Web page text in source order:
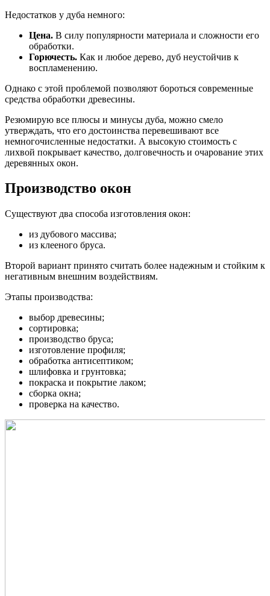
Недостатков у дуба немного:
Цена. В силу популярности материала и сложности его
обработки.
Горючесть. Как и любое дерево, дуб неустойчив к
воспламенению.
Однако с этой проблемой позволяют бороться современные
средства обработки древесины.
Резюмирую все плюсы и минусы дуба, можно смело
утверждать, что его достоинства перевешивают все
немногочисленные недостатки. А высокую стоимость с
лихвой покрывает качество, долговечность и очарование этих
деревянных окон.
Производство окон
Существуют два способа изготовления окон:
из дубового массива;
из клееного бруса.
Второй вариант принято считать более надежным и стойким к
негативным внешним воздействиям.
Этапы производства:
выбор древесины;
сортировка;
производство бруса;
изготовление профиля;
обработка антисептиком;
шлифовка и грунтовка;
покраска и покрытие лаком;
сборка окна;
проверка на качество.